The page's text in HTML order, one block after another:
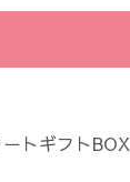
トギフトBOX